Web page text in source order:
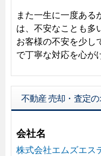
また一生に一度ある
は、不安なことも多
お客様の不安を少し
で丁寧な対応を心が
不動産 売却・査定
会社名
株式会社エムズエス